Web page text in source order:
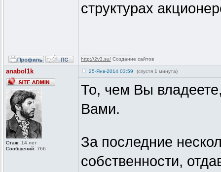
структурах
http://2v3.su/ Создание сайтов
anabol1k
Стаж: 14 лет
Сообщений: 766
25-Янв-2014 03:59 (спустя 1 минута)
То, чем Вы
Вами.
За последние
собственности,